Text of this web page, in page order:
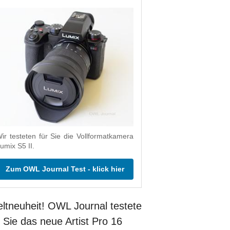
testeten für Sie die Vollformatkamera
S5 II.
Zum OWL Journal Test - klick hier
OWL Journal testete
Sie das neue Artist Pro 16